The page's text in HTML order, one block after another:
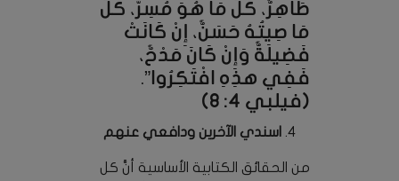
طَاهِرٌ، كُلُّ مَا هُوَ مُسِرٌّ، كُلُّ
مَا صِيتُهُ حَسَنٌ، إِنْ كَانَتْ
فَضِيلَةٌ وَإِنْ كَانَ مَدْحٌ،
فَفِي هذِهِ افْتَكِرُوا”.
(فيلبي 4: 8)
اسندي الآخرين ودافعي عنهم
من الحقائق الكتابية الأساسية أنَّ كل